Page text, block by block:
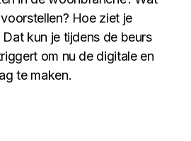
Hoe ziet je
kun je tijdens de beurs
om nu de digitale en
te maken.